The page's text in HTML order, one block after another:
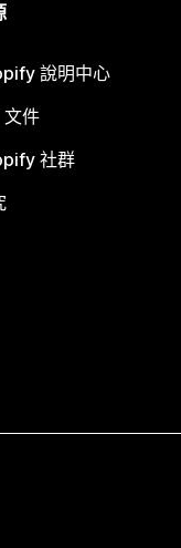
說明中心
文件
社群